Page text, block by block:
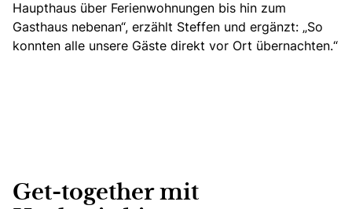
Haupthaus über Ferienwohnungen bis hin zum
Gasthaus nebenan“, erzählt Steffen und ergänzt: „So
konnten alle unsere Gäste direkt vor Ort übernachten.“
Get-together mit